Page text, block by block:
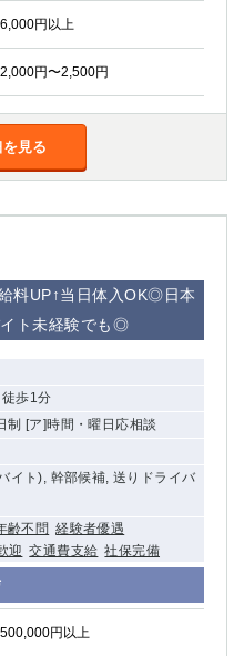
円以上
円〜2,500円
見る
料UP↑当日体入OK◎日本
ト未経験でも◎
歩1分
制 [ア]時間・曜日応相談
イト), 幹部候補, 送りドライバ
齢不問 経験者優遇
迎 交通費支給 社保完備
円以上